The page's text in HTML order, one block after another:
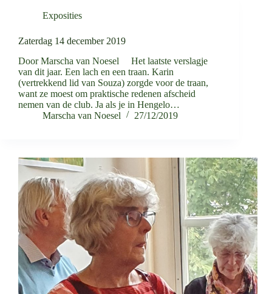
Exposities
Zaterdag 14 december 2019
Door Marscha van Noesel Het laatste verslagje
van dit jaar. Een lach en een traan. Karin
(vertrekkend lid van Souza) zorgde voor de traan,
want ze moest om praktische redenen afscheid
nemen van de club. Ja als je in Hengelo…
Marscha van Noesel
27/12/2019